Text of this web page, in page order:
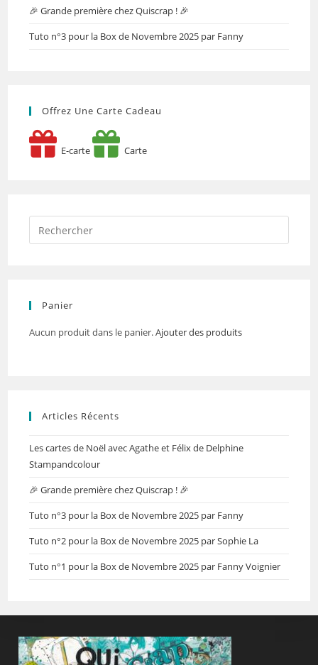
🎉 Grande première chez Quiscrap ! 🎉
Tuto n°3 pour la Box de Novembre 2025 par Fanny
Offrez Une Carte Cadeau
E-carte Carte
Panier
Aucun produit dans le panier.Ajouter des produits
Articles Récents
Les cartes de Noël avec Agathe et Félix de Delphine
Stampandcolour
🎉 Grande première chez Quiscrap ! 🎉
Tuto n°3 pour la Box de Novembre 2025 par Fanny
Tuto n°2 pour la Box de Novembre 2025 par Sophie La
Tuto n°1 pour la Box de Novembre 2025 par Fanny Voignier